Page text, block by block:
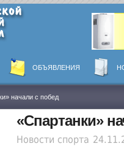
ОБЪЯВЛЕНИЯ
начали с побед
«Спартанки»
Новости спорта